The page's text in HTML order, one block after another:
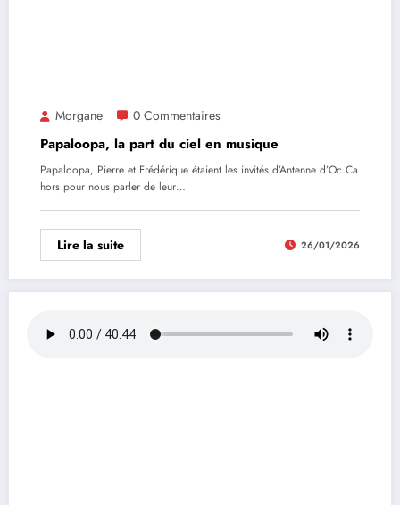
Morgane 0 Commentaires
Papaloopa, la part du ciel en musique
Papaloopa, Pierre et Frédérique étaient les invités d’Antenne d’Oc Ca
hors pour nous parler de leur…
Lire la suite 26/01/2026